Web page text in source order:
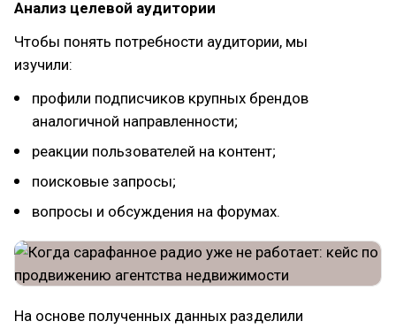
Анализ целевой аудитории
Чтобы понять потребности аудитории, мы
изучили:
профили подписчиков крупных брендов
аналогичной направленности;
реакции пользователей на контент;
поисковые запросы;
вопросы и обсуждения на форумах.
На основе полученных данных разделили